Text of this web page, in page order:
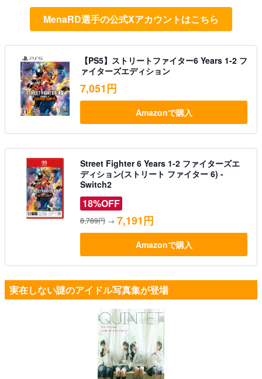
MenaRD選手の公式Xアカウントはこちら
【PS5】ストリートファイター6 Years 1-2 フ
ァイターズエディション
7,051円
Amazonで購入
Street Fighter 6 Years 1-2 ファイターズエ
ディション(ストリート ファイター 6) -
Switch2
18%OFF
8,789円 → 7,191円
Amazonで購入
実在しない謎のアイドル写真集が登場